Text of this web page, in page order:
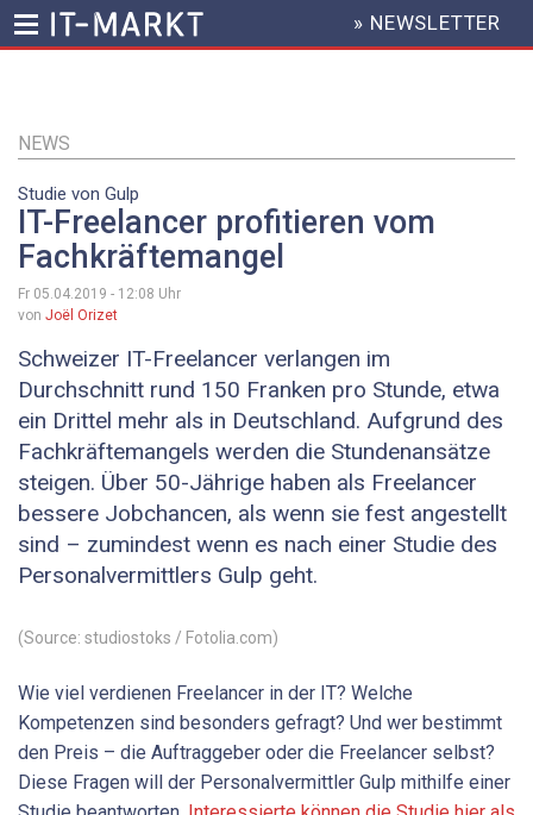
Inhalt
HEADER
MENU
» NEWSLETTER
NEWS
Studie von Gulp
IT-Freelancer profitieren vom
Fachkräftemangel
Fr 05.04.2019 - 12:08 Uhr
von Joël Orizet
Schweizer IT-Freelancer verlangen im
Durchschnitt rund 150 Franken pro Stunde, etwa
ein Drittel mehr als in Deutschland. Aufgrund des
Fachkräftemangels werden die Stundenansätze
steigen. Über 50-Jährige haben als Freelancer
bessere Jobchancen, als wenn sie fest angestellt
sind – zumindest wenn es nach einer Studie des
Personalvermittlers Gulp geht.
(Source: studiostoks / Fotolia.com)
Wie viel verdienen Freelancer in der IT? Welche
Kompetenzen sind besonders gefragt? Und wer bestimmt
den Preis – die Auftraggeber oder die Freelancer selbst?
Diese Fragen will der Personalvermittler Gulp mithilfe einer